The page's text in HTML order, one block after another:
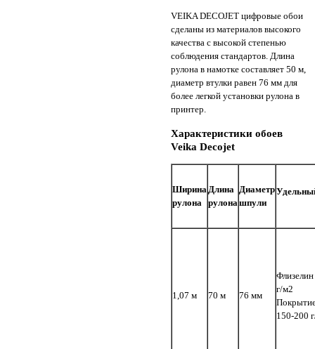
VEIKA DECOJET цифровые обои
сделаны из материалов высокого
качества с высокой степенью
соблюдения стандартов. Длина
рулона в намотке составляет 50 м,
диаметр втулки равен 76 мм для
более легкой установки рулона в
принтер.
Характеристики обоев
Veika Decojet
Ширина
рулона
Длина
рулона
Диаметр
шпули
1,07 м 70 м 76 мм
г/м2
150-200